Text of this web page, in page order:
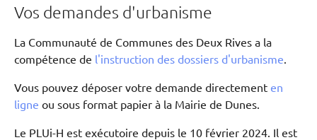
Vos demandes d'urbanisme
La Communauté de Communes des Deux Rives a la
compétence de l'instruction des dossiers d'urbanisme.
Vous pouvez déposer votre demande directement en
ligne ou sous format papier à la Mairie de Dunes.
Le PLUi-H est exécutoire depuis le 10 février 2024. Il est